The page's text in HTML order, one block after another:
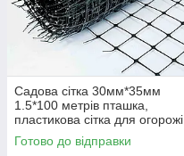
Садова сітка 30мм*35мм
1.5*100 метрів пташка,
пластикова сітка для огорожі
птиці
Готово до відправки